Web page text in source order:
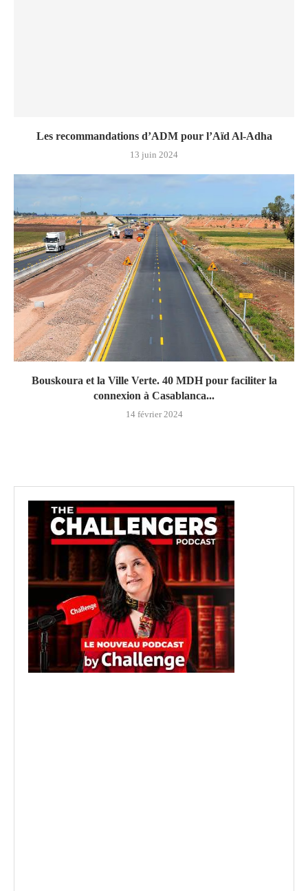
Les recommandations d’ADM pour l’Aïd Al-Adha
13 juin 2024
Bouskoura et la Ville Verte. 40 MDH pour faciliter la
connexion à Casablanca...
14 février 2024